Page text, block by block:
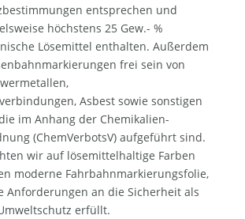
entsprechen und
höchstens 25 Gew.- %
Lösemittel enthalten. Außerdem
frei sein von
Asbest sowie sonstigen
im Anhang der Chemikalien-
(ChemVerbotsV) aufgeführt sind.
wir auf lösemittelhaltige Farben
moderne Fahrbahnmarkierungsfolie,
Anforderungen an die Sicherheit als
erfüllt.